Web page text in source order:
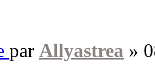
par Allyastrea »